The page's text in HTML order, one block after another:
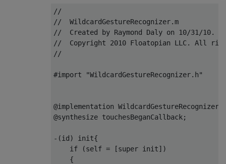
//
//  WildcardGestureRecognizer.m
//  Created by Raymond Daly on 10/31/10.
//  Copyright 2010 Floatopian LLC. All
//
#import "WildcardGestureRecognizer.h"
@implementation WildcardGestureRecognizer
@synthesize touchesBeganCallback;
-(id) init{
if
(self = [super init])
{